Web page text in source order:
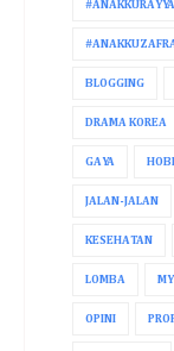
BLOGGING
DRAMA KOREA
GAYA
JALAN-JALAN
KESEHATAN
LOMBA
OPINI